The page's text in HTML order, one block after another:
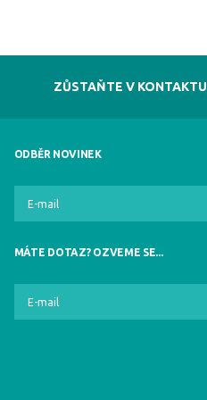
ZŮSTAŇTE V KONTAKTU
ODBĚR NOVINEK
MÁTE DOTAZ? OZVEME SE...